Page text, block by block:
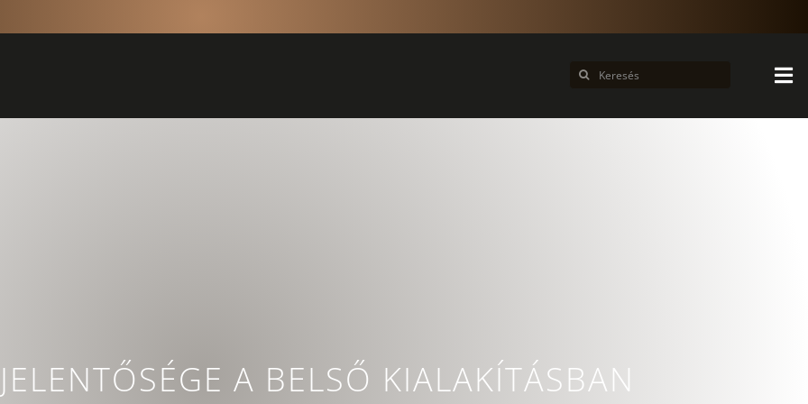
Keresés...
A BELSŐ KIALAKÍTÁSBAN